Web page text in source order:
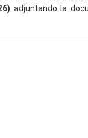
adjuntando la